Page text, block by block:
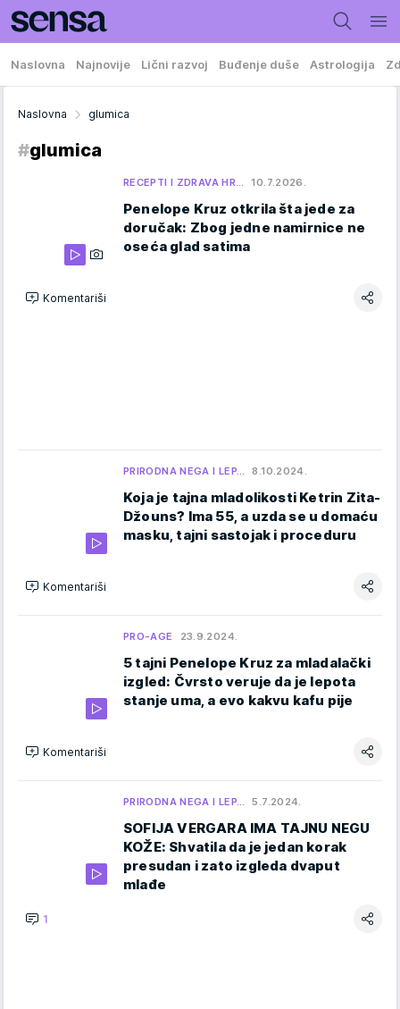
Naslovna Najnovije Lični razvoj Buđenje duše Astrologija
Naslovna glumica
#glumica
RECEPTI I ZDRAVA HR… 10.7.2026.
Penelope Kruz otkrila šta jede za
doručak: Zbog jedne namirnice ne
oseća glad satima
Komentariši
PRIRODNA NEGA I LEP… 8.10.2024.
Koja je tajna mladolikosti Ketrin Zita-
Džouns? Ima 55, a uzda se u domaću
masku, tajni sastojak i proceduru
Komentariši
PRO-AGE 23.9.2024.
5 tajni Penelope Kruz za mladalački
izgled: Čvrsto veruje da je lepota
stanje uma, a evo kakvu kafu pije
Komentariši
PRIRODNA NEGA I LEP… 5.7.2024.
SOFIJA VERGARA IMA TAJNU NEGU
KOŽE: Shvatila da je jedan korak
presudan i zato izgleda dvaput
mlađe
1